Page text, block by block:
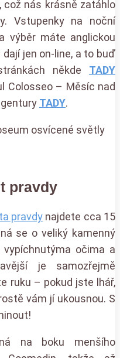
což nás krásně zatáhlo
Vstupenky na noční
výběr máte anglickou
jen on-line, a to buď
někde TADY
Colosseo – Měsíc nad
TADY.
pravdy
pravdynajdete cca 15
se o veliký kamenný
očima a
je samozřejmě
ruku – pokud jste lhář,
vám jí ukousnou. S
na boku menšího